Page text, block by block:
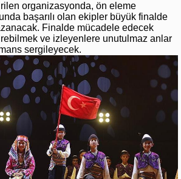
organizasyonda, ön eleme
başarılı olan ekipler büyük finalde
Finalde mücadele edecek
ve izleyenlere unutulmaz anlar
sergileyecek.